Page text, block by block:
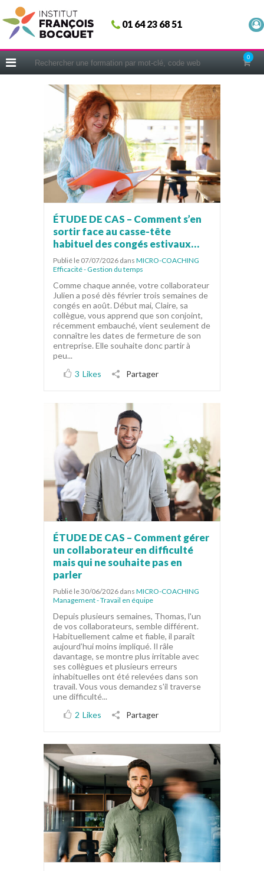
01 64 23 68 51
0
Fermer
ACCUEIL
CERIFICATIONS
INTRAS | SUR-MESURE
EN PRATIQUE
NOUS CONNAÎTRE
CONSEILS MICRO-COACHING
WEBINAIRES
QUESTIONNAIRE GRATUIT
ÉTUDE DE CAS – Comment s’en
sortir face au casse-tête
habituel des congés estivaux…
Publié le 07/07/2026 dans MICRO-COACHING
Efficacité - Gestion du temps
Comme chaque année, votre collaborateur
Julien a posé dès février trois semaines de
congés en août. Début mai, Claire, sa
collègue, vous apprend que son conjoint,
récemment embauché, vient seulement de
connaître les dates de fermeture de son
entreprise. Elle souhaite donc partir à
peu...
3 Likes Partager
ÉTUDE DE CAS – Comment gérer
un collaborateur en difficulté
mais qui ne souhaite pas en
parler
Publié le 30/06/2026 dans MICRO-COACHING
Management - Travail en équipe
Depuis plusieurs semaines, Thomas, l'un
de vos collaborateurs, semble différent.
Habituellement calme et fiable, il paraît
aujourd’hui moins impliqué. Il râle
davantage, se montre plus irritable avec
ses collègues et plusieurs erreurs
inhabituelles ont été relevées dans son
travail. Vous vous demandez s'il traverse
une difficulté...
2 Likes Partager